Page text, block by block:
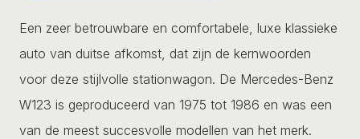
Een zeer betrouwbare en comfortabele, luxe klassieke
auto van duitse afkomst, dat zijn de kernwoorden
voor deze stijlvolle stationwagon. De Mercedes-Benz
W123 is geproduceerd van 1975 tot 1986 en was een
van de meest succesvolle modellen van het merk.